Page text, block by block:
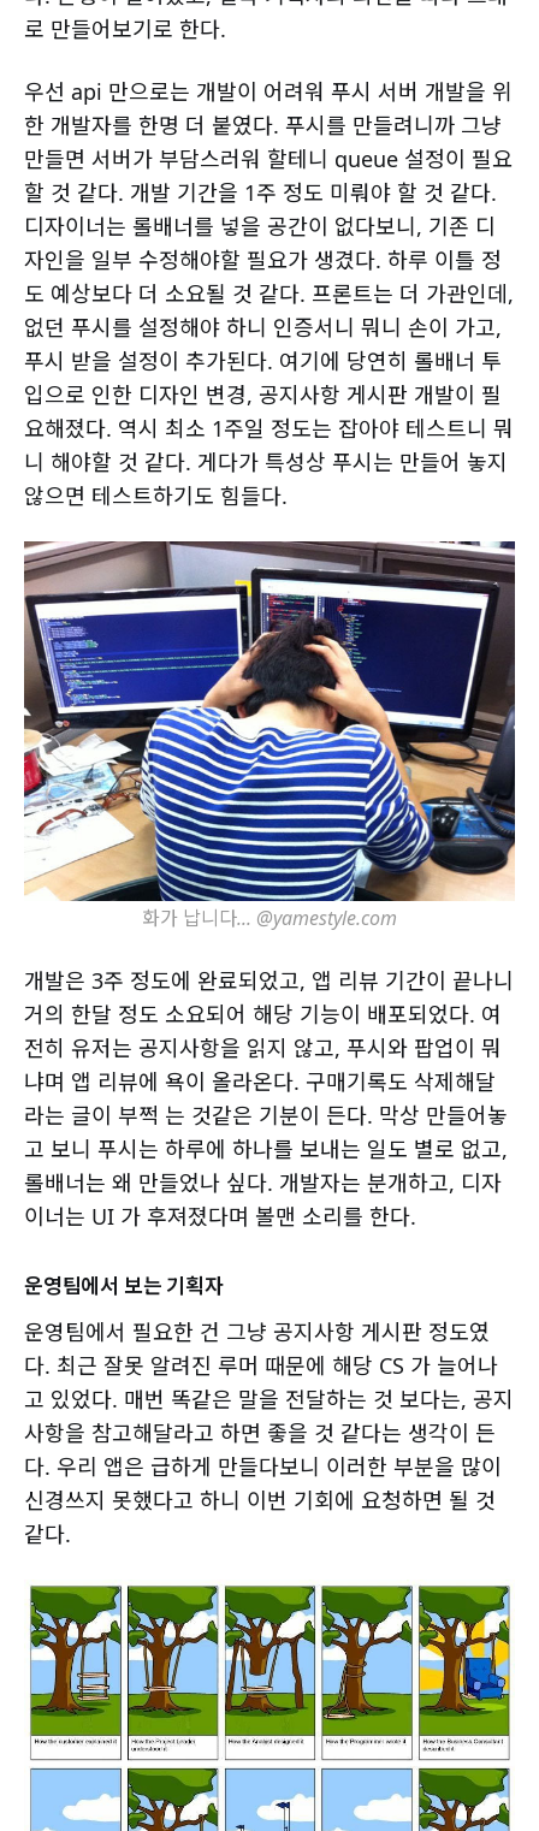
로 만들어보기로 한다.
우선 api 만으로는 개발이 어려워 푸시 서버 개발을 위
한 개발자를 한명 더 붙였다. 푸시를 만들려니까 그냥
만들면 서버가 부담스러워 할테니 queue 설정이 필요
할 것 같다. 개발 기간을 1주 정도 미뤄야 할 것 같다.
디자이너는 롤배너를 넣을 공간이 없다보니, 기존 디
자인을 일부 수정해야할 필요가 생겼다. 하루 이틀 정
도 예상보다 더 소요될 것 같다. 프론트는 더 가관인데,
없던 푸시를 설정해야 하니 인증서니 뭐니 손이 가고,
푸시 받을 설정이 추가된다. 여기에 당연히 롤배너 투
입으로 인한 디자인 변경, 공지사항 게시판 개발이 필
요해졌다. 역시 최소 1주일 정도는 잡아야 테스트니 뭐
니 해야할 것 같다. 게다가 특성상 푸시는 만들어 놓지
않으면 테스트하기도 힘들다.
화가 납니다... @yamestyle.com
개발은 3주 정도에 완료되었고, 앱 리뷰 기간이 끝나니
거의 한달 정도 소요되어 해당 기능이 배포되었다. 여
전히 유저는 공지사항을 읽지 않고, 푸시와 팝업이 뭐
냐며 앱 리뷰에 욕이 올라온다. 구매기록도 삭제해달
라는 글이 부쩍 는 것같은 기분이 든다. 막상 만들어놓
고 보니 푸시는 하루에 하나를 보내는 일도 별로 없고,
롤배너는 왜 만들었나 싶다. 개발자는 분개하고, 디자
이너는 UI 가 후져졌다며 볼맨 소리를 한다.
운영팀에서 보는 기획자
운영팀에서 필요한 건 그냥 공지사항 게시판 정도였
다. 최근 잘못 알려진 루머 때문에 해당 CS 가 늘어나
고 있었다. 매번 똑같은 말을 전달하는 것 보다는, 공지
사항을 참고해달라고 하면 좋을 것 같다는 생각이 든
다. 우리 앱은 급하게 만들다보니 이러한 부분을 많이
신경쓰지 못했다고 하니 이번 기회에 요청하면 될 것
같다.